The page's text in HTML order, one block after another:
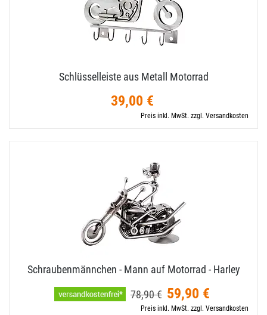
Schlüsselleiste aus Metall Motorrad
39,00 €
Preis inkl. MwSt. zzgl. Versandkosten
Schraubenmännchen - Mann auf Motorrad - Harley
78,90 € 59,90 €
Preis inkl. MwSt. zzgl. Versandkosten